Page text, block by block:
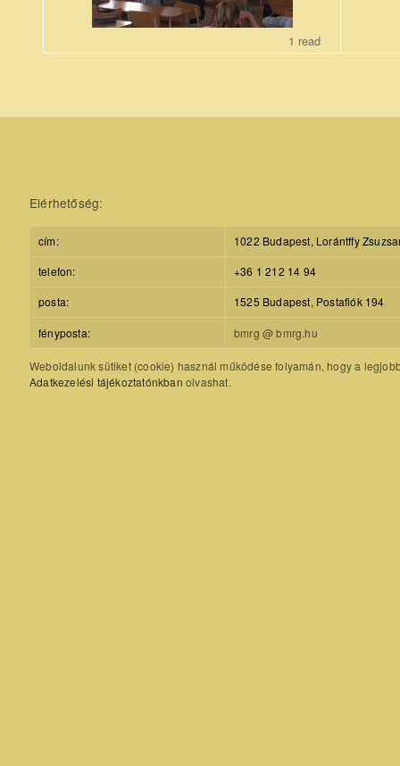
1 read
Elérhetőség:
cím:
1022 Budapest, Lorántffy
telefon:
+36 1 212 14 94
posta:
1525 Budapest, Postafiók 194
fényposta: bmrg @ bmrg.hu
Weboldalunk sütiket (cookie) használ működése folyamán, hogy a
Adatkezelési tájékoztatónkban olvashat.